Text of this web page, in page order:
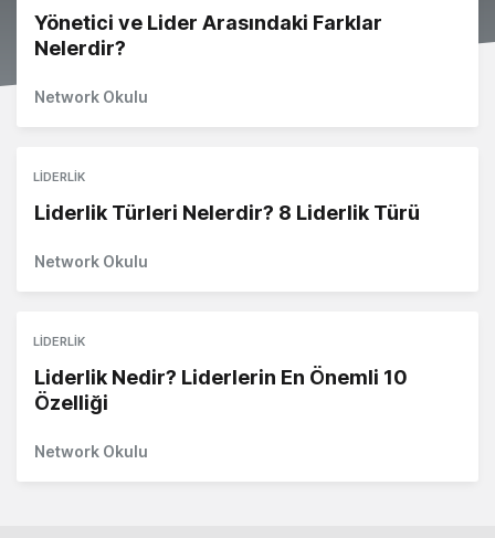
Yönetici ve Lider Arasındaki Farklar
Nelerdir?
Network Okulu
LIDERLIK
Liderlik Türleri Nelerdir? 8 Liderlik Türü
Network Okulu
LIDERLIK
Liderlik Nedir? Liderlerin En Önemli 10
Özelliği
Network Okulu